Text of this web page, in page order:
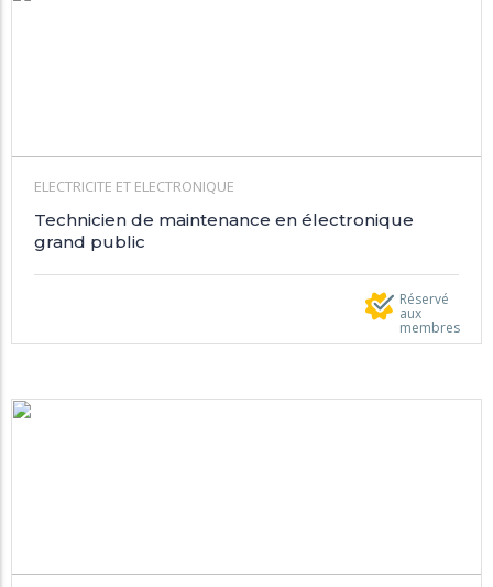
ELECTRICITE ET ELECTRONIQUE
Technicien de maintenance en électronique
grand public
Réservé
aux
membres